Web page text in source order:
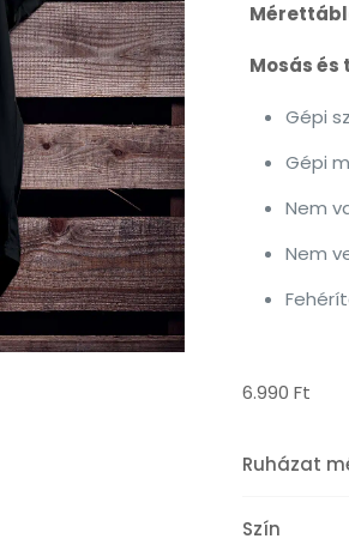
Mosás
Gépi
Gépi
Nem
Nem
6.990 Ft
Ruházat
Szín